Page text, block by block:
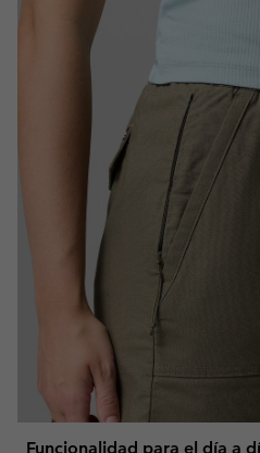
Funcionalidad para el día a